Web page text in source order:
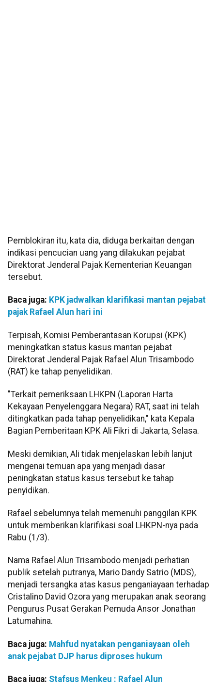
Pemblokiran itu, kata dia, diduga berkaitan dengan
indikasi pencucian uang yang dilakukan pejabat
Direktorat Jenderal Pajak Kementerian Keuangan
tersebut.
Baca juga: KPK jadwalkan klarifikasi mantan pejabat
pajak Rafael Alun hari ini
Terpisah, Komisi Pemberantasan Korupsi (KPK)
meningkatkan status kasus mantan pejabat
Direktorat Jenderal Pajak Rafael Alun Trisambodo
(RAT) ke tahap penyelidikan.
"Terkait pemeriksaan LHKPN (Laporan Harta
Kekayaan Penyelenggara Negara) RAT, saat ini telah
ditingkatkan pada tahap penyelidikan," kata Kepala
Bagian Pemberitaan KPK Ali Fikri di Jakarta, Selasa.
Meski demikian, Ali tidak menjelaskan lebih lanjut
mengenai temuan apa yang menjadi dasar
peningkatan status kasus tersebut ke tahap
penyidikan.
Rafael sebelumnya telah memenuhi panggilan KPK
untuk memberikan klarifikasi soal LHKPN-nya pada
Rabu (1/3).
Nama Rafael Alun Trisambodo menjadi perhatian
publik setelah putranya, Mario Dandy Satrio (MDS),
menjadi tersangka atas kasus penganiayaan terhadap
Cristalino David Ozora yang merupakan anak seorang
Pengurus Pusat Gerakan Pemuda Ansor Jonathan
Latumahina.
Baca juga: Mahfud nyatakan penganiayaan oleh
anak pejabat DJP harus diproses hukum
Baca juga: Stafsus Menkeu : Rafael Alun